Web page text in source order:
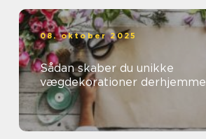
08. oktober 2025
Sådan skaber du unikke
vægdekorationer derhjemme